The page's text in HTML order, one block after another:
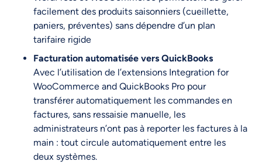
facilement des produits saisonniers (cueillette,
paniers, préventes) sans dépendre d’un plan
tarifaire rigide
Facturation automatisée vers QuickBooks
Avec l’utilisation de l’extensions Integration for
WooCommerce and QuickBooks Pro pour
transférer automatiquement les commandes en
factures, sans ressaisie manuelle, les
administrateurs n’ont pas à reporter les factures à la
main : tout circule automatiquement entre les
deux systèmes.